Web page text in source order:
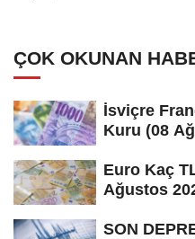
ÇOK OKUNAN
İsviçre
Kuru (08
Euro Kaç
Ağustos
SON